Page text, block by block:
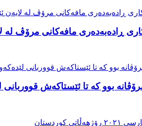
ڕادەبەدەری مافەکانی مرۆڤ لە
بوو کە تا ئێستاکەش قووربانی